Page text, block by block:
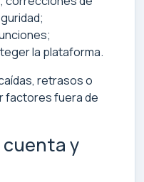
la plataforma.
retrasos o
factores fuera de
cuenta y